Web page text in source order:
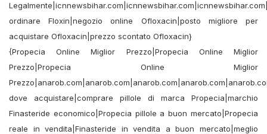
ordinare Floxin|negozio online Ofloxacin|posto migliore per
acquistare Ofloxacin|prezzo scontato Ofloxacin}
{Propecia Online Miglior Prezzo|Propecia Online Miglior
Prezzo|Propecia Online Miglior
dove acquistare|comprare pillole di marca Propecia|marchio
Finasteride economico|Propecia pillole a buon mercato|Propecia
reale in vendita|Finasteride in vendita a buon mercato|meglio